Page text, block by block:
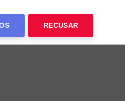
RECUSAR